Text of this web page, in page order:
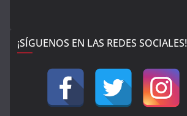
¡SÍGUENOS EN LAS REDES SOCIALES!